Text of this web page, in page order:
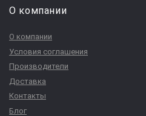
О компании
О компании
Условия соглашения
Производители
Доставка
Контакты
Блог